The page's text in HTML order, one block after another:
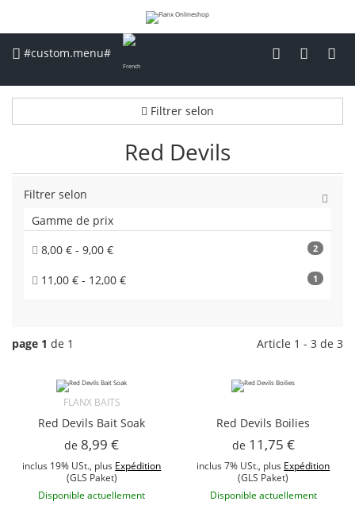
#custom.menu#
Filtrer selon
Red Devils
Filtrer selon
Gamme de prix
2
8,00 € - 9,00 €
1
11,00 € - 12,00 €
page 1 de 1 Article 1 - 3 de 3
FLANX BAITS
Red Devils Bait Soak
de 8,99 €
inclus 19% USt., plus Expédition
(GLS Paket)
Disponible actuellement
Red Devils Boilies
de 11,75 €
inclus 7% USt., plus Expédition
(GLS Paket)
Disponible actuellement